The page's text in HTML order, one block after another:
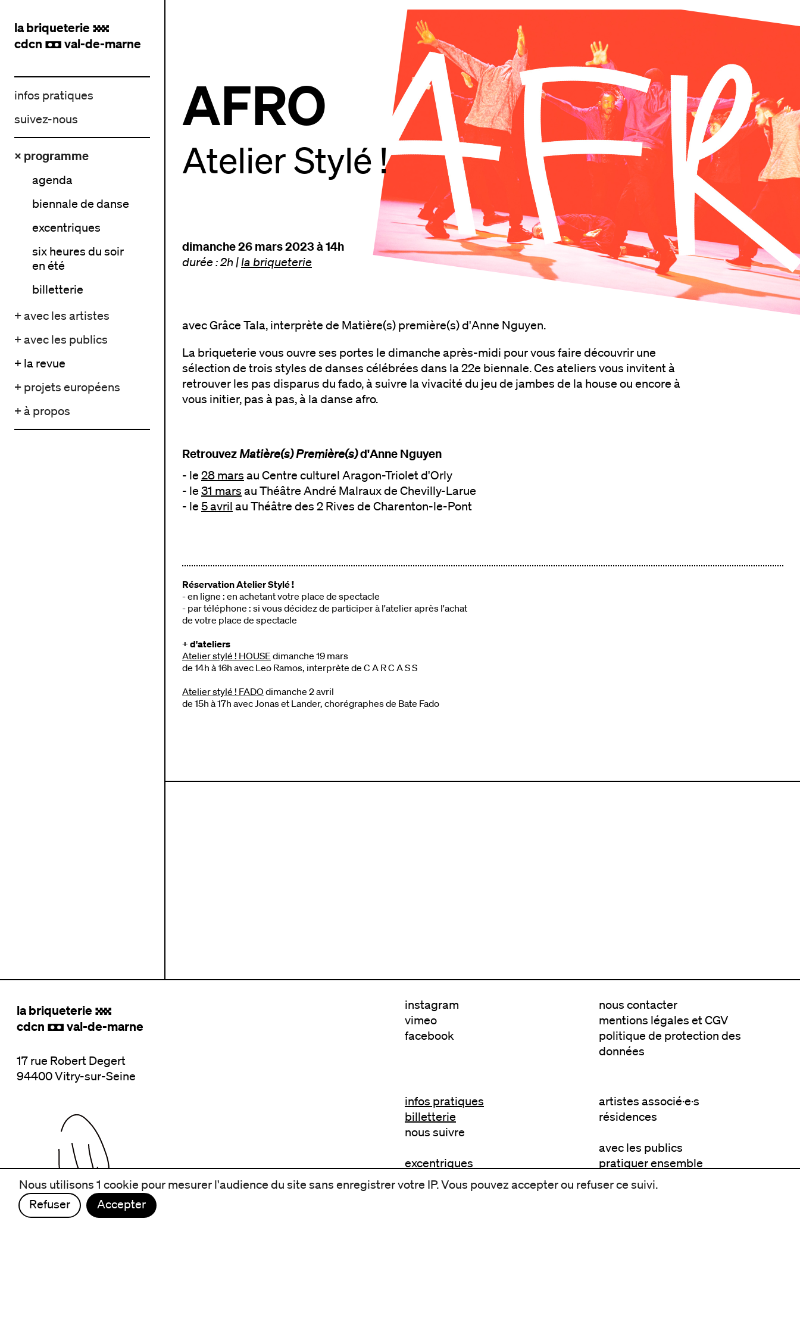
la briqueterie .
cdcn , val-de-marne
infos pratiques
suivez-nous
× programme
agenda
biennale de danse
excentriques
six heures du soir
en été
billetterie
+ avec les artistes
+ avec les publics
+ la revue
+ projets européens
+ à propos
AFRO
Atelier Stylé !
dimanche 26 mars 2023 à 14h
durée : 2h | la briqueterie
avec Grâce Tala, interprète de Matière(s) première(s) d'Anne Nguyen.
La briqueterie vous ouvre ses portes le dimanche après-midi pour vous faire découvrir une
sélection de trois styles de danses célébrées dans la 22e biennale. Ces ateliers vous invitent à
retrouver les pas disparus du fado, à suivre la vivacité du jeu de jambes de la house ou encore à
vous initier, pas à pas, à la danse afro.
Retrouvez Matière(s) Première(s)d'Anne Nguyen
- le 28 mars au Centre culturel Aragon-Triolet d'Orly
- le 31 mars au Théâtre André Malraux de Chevilly-Larue
- le 5 avril au Théâtre des 2 Rives de Charenton-le-Pont
Réservation Atelier Stylé !
- en ligne : en achetant votre place de spectacle
- par téléphone : si vous décidez de participer à l'atelier après l'achat
de votre place de spectacle
+ d'ateliers
Atelier stylé ! HOUSE dimanche 19 mars
de 14h à 16h avec Leo Ramos, interprète de C A R C A S S
Atelier stylé ! FADO dimanche 2 avril
de 15h à 17h avec Jonas et Lander, chorégraphes de Bate Fado
la briqueterie .
cdcn , val-de-marne
17 rue Robert Degert
94400 Vitry-sur-Seine
instagram
vimeo
facebook
nous contacter
mentions légales et CGV
politique de protection des
données
infos pratiques
billetterie
nous suivre
excentriques
biennale de danse
du Val-de-Marne
artistes associé·e·s
résidences
avec les publics
pratiquer ensemble
de l'école à l'université
Nous utilisons 1 cookie pour mesurer l'audience du site sans enregistrer votre IP. Vous pouvez accepter ou refuser ce suivi.
Refuser
Accepter